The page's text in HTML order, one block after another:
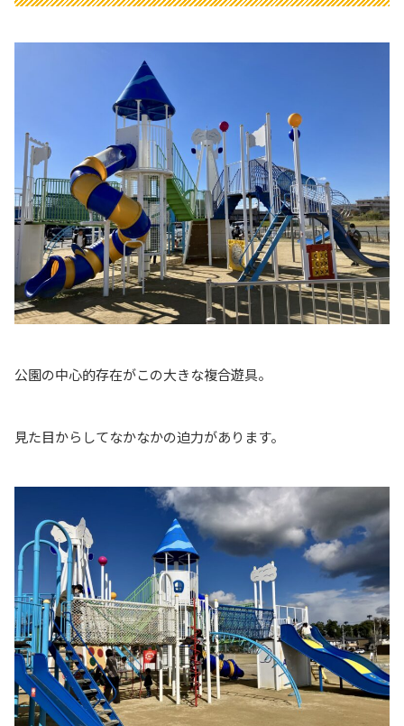
公園の中心的存在がこの大きな複合遊具。
見た目からしてなかなかの迫力があります。